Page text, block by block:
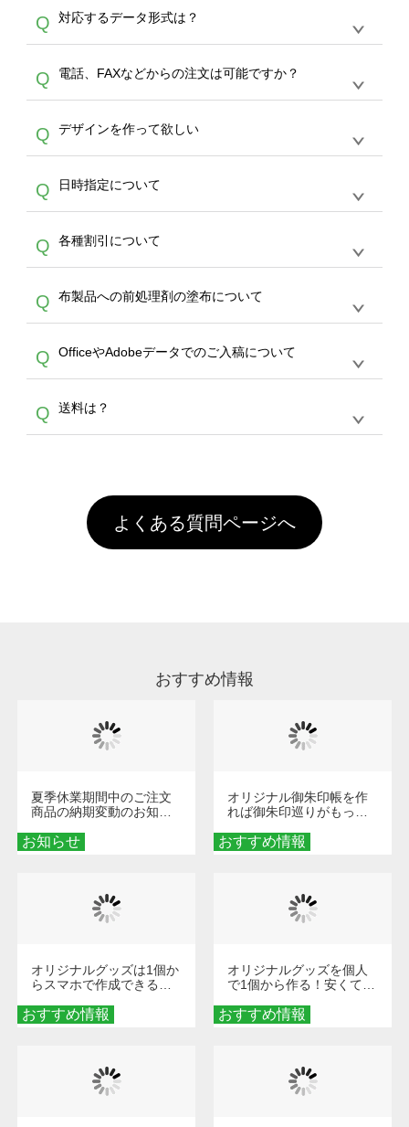
A
生産にて承っております。デザインツールから
デザインの作成から決済まで完了できます。
30枚以上やシルク印刷など、大口注文の場合
は、サポートが担当するエコバッグコンシェル
やタンブラーコンシェルをご利用ください。製
作する数量が多ければ多いほど、オンデマンド
サービスよりも低価格で製作することが可能で
す。
Q 対応するデータ形式は？
A
ドできるデータ形式は、JPG / PNG / AI / PSD /
PDF 形式になります。データの最大サイズ
写真などもアップロード可能です。使用できな
い画像はエラーになります。（※ Illustratorか
らの直接入稿には対応していません。AIで保存
し、デザインツールからアップロードして下さ
い）
Q 電話、FAXなどからの注文は可能ですか？
A
文のみ受け付けております。30個以上のご製
作をお考えの方は、サポートが担当するエコバ
スをご利用頂ければ、電話やFAX、メールなど
でご注文が可能です。
Q デザインを作って欲しい
A
を作って欲しい。などの場合は、製作数量が
30個以上であれば、サポート担当が、デザイ
バッグコンシェル
サー
ビスをご利用ください。(※ 30個以下の場合
は、デザインツールをご利用ください)
Q 日時指定について
A
ん。発送後18時以降に配送業者・伝票番号を
メールでお知らせいたしますので、直接配送業
者にご連絡いただき調整をお願い致します。
Q 各種割引について
A
カート内で自動的に割引(最大50%)が適用され
ます。 【付与ポイント】購入金額の1％が1ポ
イントとして付与され、次回ご注文時に1ポイ
ント＝1円としてお使いいただけます。ポイン
トは発送完了の翌日に付与され、次回ご注文時
からご利用頂けます。ポイントの有効期限は一
年間です。【会員ランク】過去10カ月のご注
文回数により会員ランク割引(最大5%)が適用
頂いても、ログインがされていなければ、ラン
クにカウントがされません。
Q 布製品への前処理剤の塗布について
A
意点（前処理剤）】カラー生地（Tシャツのホ
ワイト、トートバッグのナチュラル、ホワイト
といって、プリントを定着させるための処理剤
を塗布しており、短納期・低価格で商品をお届
害な性質で、水洗いで落とすことが可能です。
お手数ですが、お客様ご自身にて着用前に落と
していただけますようお願いいたします。※1
通常注文・直送機能でのご注文に関わらず、前
Q OfficeやAdobeデータでのご入稿について
A
ません。いずれのデータも該当デザインのみ画
像(JPEG,PNG,GIF,PDF)に変換、またはAdobe
Q 送料は？
引」などによるお値引きで4,000円未満になる
場合は送料がかかりますので、ご注意くださ
い。
よくある質問ページへ
おすすめ情報
お知らせ
夏季休業期間中のご注文
商品の納期変動のお知ら
おすすめ情報
オリジナル御朱印帳を作
れば御朱印巡りがもっと
ダーメイドする魅力と選
び方
おすすめ情報
オリジナルグッズは1個か
らスマホで作成できる！
くなる巾着＆ポーチ活用
術
おすすめ情報
オリジナルグッズを個人
で1個から作る！安くて簡
秘訣